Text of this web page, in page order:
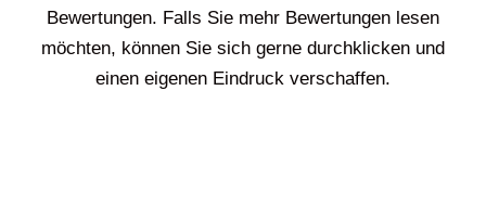
Bewertungen. Falls Sie mehr Bewertungen lesen
möchten, können Sie sich gerne durchklicken und
einen eigenen Eindruck verschaffen.